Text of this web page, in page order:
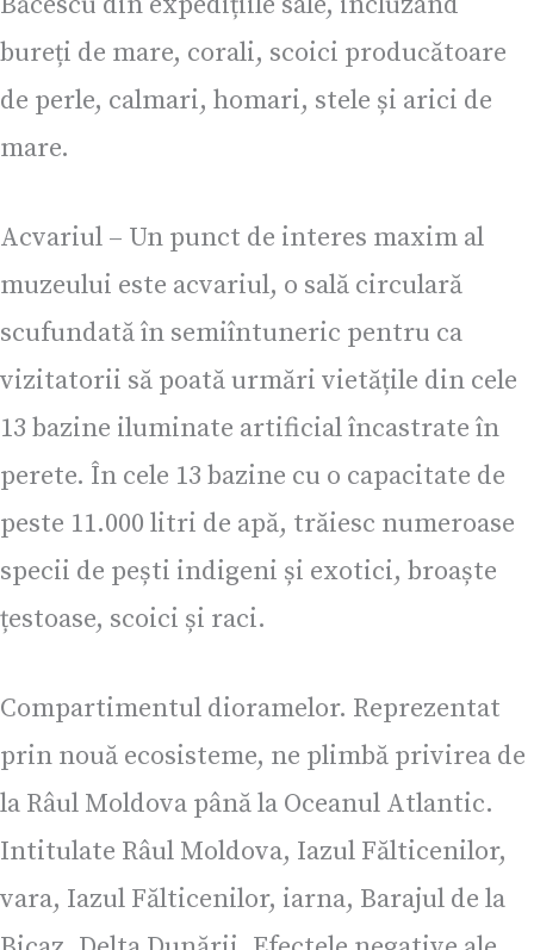
bureți de mare, corali, scoici producătoare
de perle, calmari, homari, stele și arici de
mare.
Acvariul – Un punct de interes maxim al
muzeului este acvariul, o sală circulară
scufundată în semiîntuneric pentru ca
vizitatorii să poată urmări vietățile din cele
13 bazine iluminate artificial încastrate în
perete. În cele 13 bazine cu o capacitate de
peste 11.000 litri de apă, trăiesc numeroase
specii de pești indigeni și exotici, broaște
țestoase, scoici și raci.
Compartimentul dioramelor. Reprezentat
prin nouă ecosisteme, ne plimbă privirea de
la Râul Moldova până la Oceanul Atlantic.
Intitulate Râul Moldova, Iazul Fălticenilor,
vara, Iazul Fălticenilor, iarna, Barajul de la